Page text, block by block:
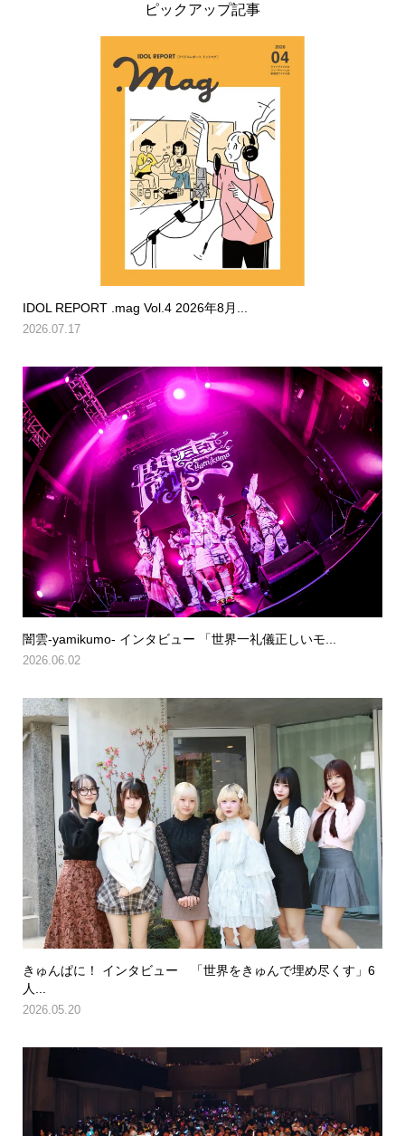
ピックアップ記事
IDOL REPORT .mag Vol.4 2026年8月...
2026.07.17
闇雲-yamikumo- インタビュー 「世界一礼儀正しいモ...
2026.06.02
きゅんぱに！ インタビュー 「世界をきゅんで埋め尽くす」6
人...
2026.05.20